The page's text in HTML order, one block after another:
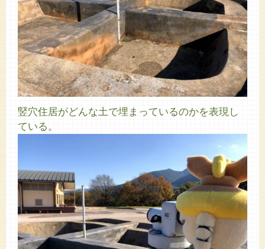
竪穴住居がどんな土で埋まっているのかを表現し
ている。